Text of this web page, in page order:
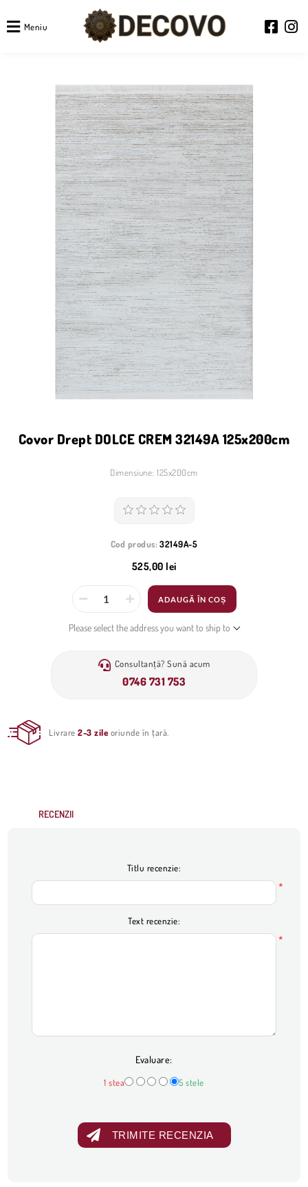
Meniu
Covor Drept DOLCE CREM 32149A 125x200cm
Dimensiune: 125x200cm
Cod produs: 32149A-5
525,00 lei
ADAUGĂ ÎN COȘ
Please select the address you want to ship to
Consultanță? Sună acum
0746 731 753
Livrare2-3 zile oriunde în țară.
RECENZII
Titlu recenzie:
*
Text recenzie:
*
Evaluare:
1 stea 5 stele
TRIMITE RECENZIA